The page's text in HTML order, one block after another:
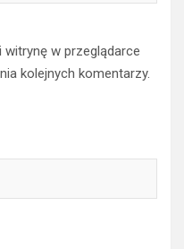
w przeglądarce
kolejnych komentarzy.